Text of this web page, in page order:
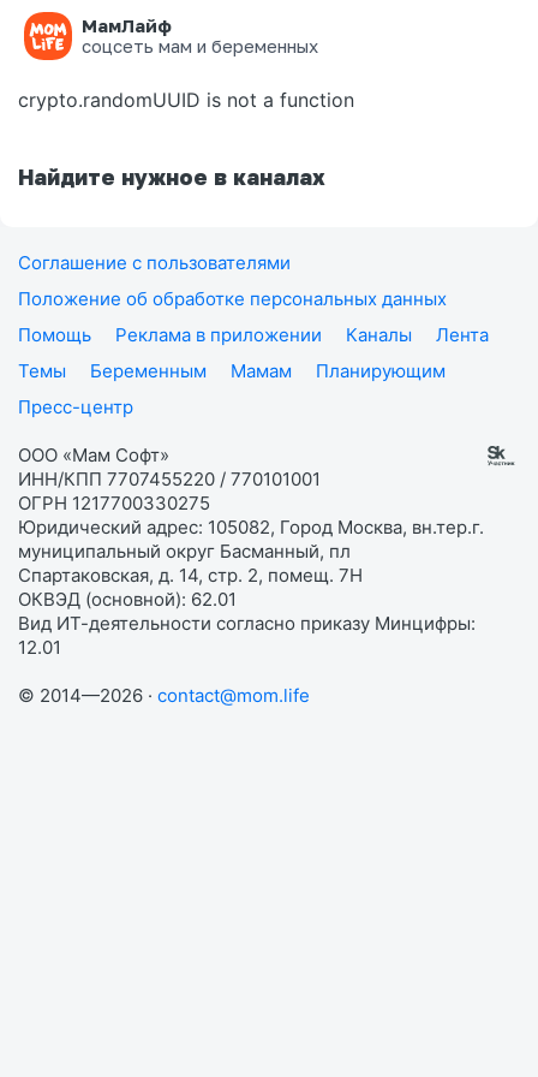
МамЛайф
соцсеть мам и беременных
Ошибка на странице
crypto.randomUUID is not a function
Найдите нужное в каналах
Соглашение с пользователями
Положение об обработке персональных данных
Помощь
Реклама в приложении Каналы
Лента
Темы
Беременным Мамам
Планирующим
Пресс-центр
ООО «Мам Софт»
ИНН/КПП 7707455220 / 770101001
ОГРН 1217700330275
Юридический адрес: 105082, Город Москва, вн.тер.г.
муниципальный округ Басманный, пл
Спартаковская, д. 14, стр. 2, помещ. 7Н
ОКВЭД (основной): 62.01
Вид ИТ-деятельности согласно приказу Минцифры:
12.01
© 2014—2026 · contact@mom.life